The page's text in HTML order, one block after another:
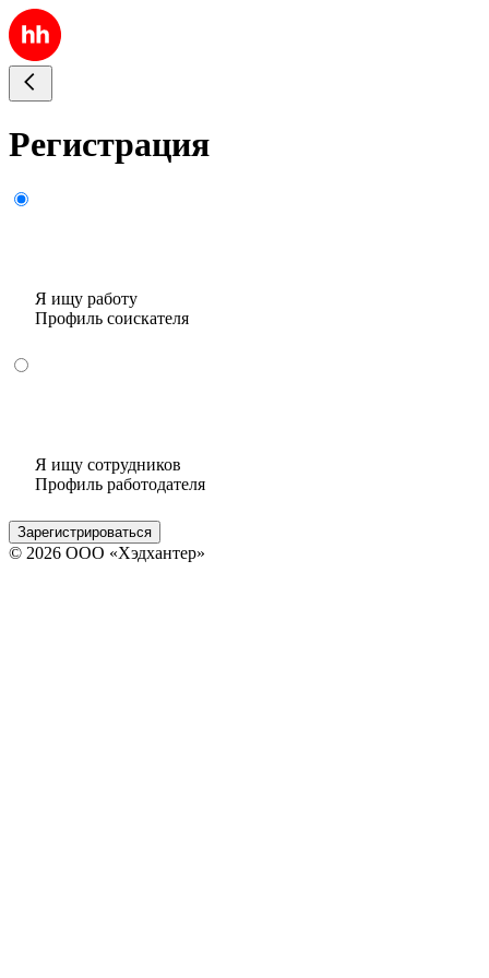
Регистрация
Я ищу работу
Профиль соискателя
Я ищу сотрудников
Профиль работодателя
Зарегистрироваться
© 2026 ООО «Хэдхантер»